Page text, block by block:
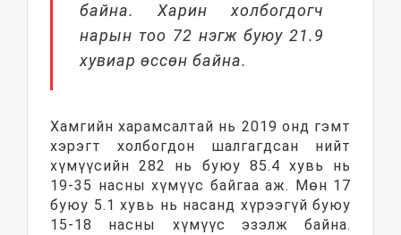
байна. Харин холбогдогч
нарын тоо 72 нэгж буюу 21.9
хувиар өссөн байна.
Хамгийн харамсалтай нь 2019 онд гэмт
хэрэгт холбогдон шалгагдсан нийт
хүмүүсийн 282 нь буюу 85.4 хувь нь
19-35 насны хүмүүс байгаа аж. Мөн 17
буюу 5.1 хувь нь насанд хүрээгүй буюу
15-18 насны хүмүүс эзэлж байна.